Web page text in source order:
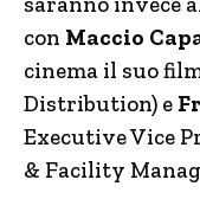
con Maccio
cinema il suo
Distribution) e
Executive Vice
& Facility